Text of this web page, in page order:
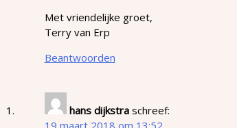
Met vriendelijke groet,
Terry van Erp
Beantwoorden
hans dijkstra schreef: